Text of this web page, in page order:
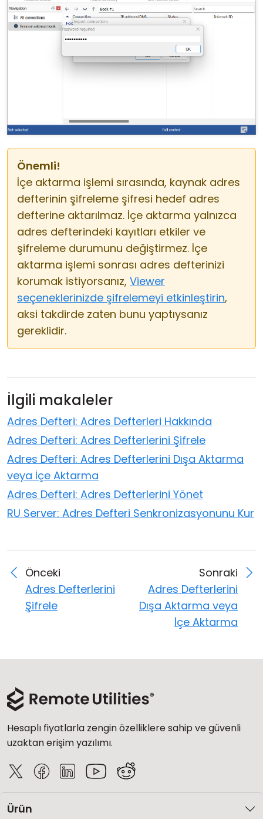
Önemli!
İçe aktarma işlemi sırasında, kaynak adres
defterinin şifreleme şifresi hedef adres
defterine aktarılmaz. İçe aktarma yalnızca
adres defterindeki kayıtları etkiler ve
şifreleme durumunu değiştirmez. İçe
aktarma işlemi sonrası adres defterinizi
korumak istiyorsanız, Viewer
seçeneklerinizde şifrelemeyi etkinleştirin,
aksi takdirde zaten bunu yaptıysanız
gereklidir.
İlgili makaleler
Adres Defteri: Adres Defterleri Hakkında
Adres Defteri: Adres Defterlerini Şifrele
Adres Defteri: Adres Defterlerini Dışa Aktarma
veya İçe Aktarma
Adres Defteri: Adres Defterlerini Yönet
RU Server: Adres Defteri Senkronizasyonunu Kur
Önceki
Adres Defterlerini
Şifrele
Sonraki
Adres Defterlerini
Dışa Aktarma veya
İçe Aktarma
Hesaplı fiyatlarla zengin özelliklere sahip ve güvenli
uzaktan erişim yazılımı.
Ürün